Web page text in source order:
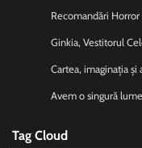
Recomandări Horror
Ginkia, Vestitorul
Cartea, imaginația și
Avem o singură lume
Tag Cloud